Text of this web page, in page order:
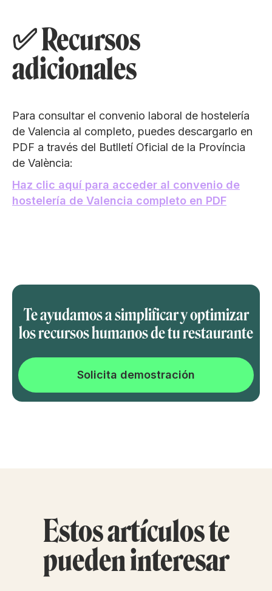
Te ayudamos a simplificar y optimizar
los recursos humanos de tu restaurante
Solicita demostración
✅ Recursos
adicionales
Para consultar el convenio laboral de hostelería
de Valencia al completo, puedes descargarlo en
PDF a través del Butlletí Oficial de la Província
de València:
Haz clic aquí para acceder al convenio de
hostelería de Valencia completo en PDF
Estos artículos te
pueden interesar